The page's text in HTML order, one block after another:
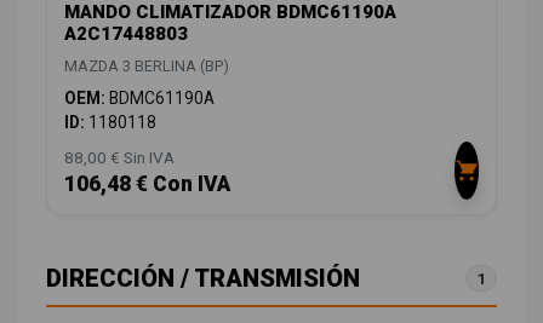
MANDO CLIMATIZADOR BDMC61190A
A2C17448803
MAZDA 3 BERLINA (BP)
OEM: BDMC61190A
ID: 1180118
88,00 € Sin IVA
106,48 € Con IVA
DIRECCIÓN / TRANSMISIÓN 1